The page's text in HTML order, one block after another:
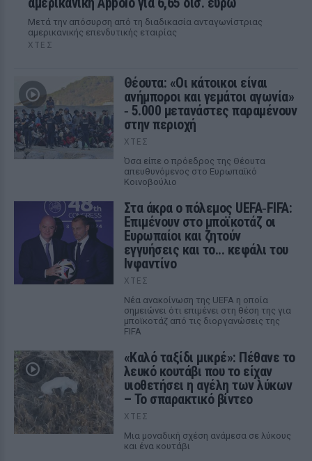
Μετά την απόσυρση από τη διαδικασία ανταγωνίστριας
αμερικανικής επενδυτικής εταιρίας
ΧΤΕΣ
Θέουτα: «Οι κάτοικοι είναι
ανήμποροι και γεμάτοι αγωνία»
‑ 5.000 μετανάστες παραμένουν
στην περιοχή
ΧΤΕΣ
Όσα είπε ο πρόεδρος της Θέουτα
απευθυνόμενος στο Ευρωπαϊκό
Κοινοβούλιο
Στα άκρα ο πόλεμος UEFA‑FIFA:
Επιμένουν στο μποϊκοτάζ οι
Ευρωπαίοι και ζητούν
εγγυήσεις και το... κεφάλι του
Ινφαντίνο
ΧΤΕΣ
Νέα ανακοίνωση της UEFA η οποία
σημειώνει ότι επιμένει στη θέση της για
μποϊκοτάζ από τις διοργανώσεις της
FIFA
«Καλό ταξίδι μικρέ»: Πέθανε το
λευκό κουτάβι που το είχαν
υιοθετήσει η αγέλη των λύκων
– Το σπαρακτικό βίντεο
ΧΤΕΣ
Μια μοναδική σχέση ανάμεσα σε λύκους
και ένα κουτάβι